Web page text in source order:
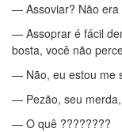
— Assoviar? Não era
— Assoprar é fácil
bosta, você não
— Não, eu estou me
— Pezão, seu
— O quê ????????